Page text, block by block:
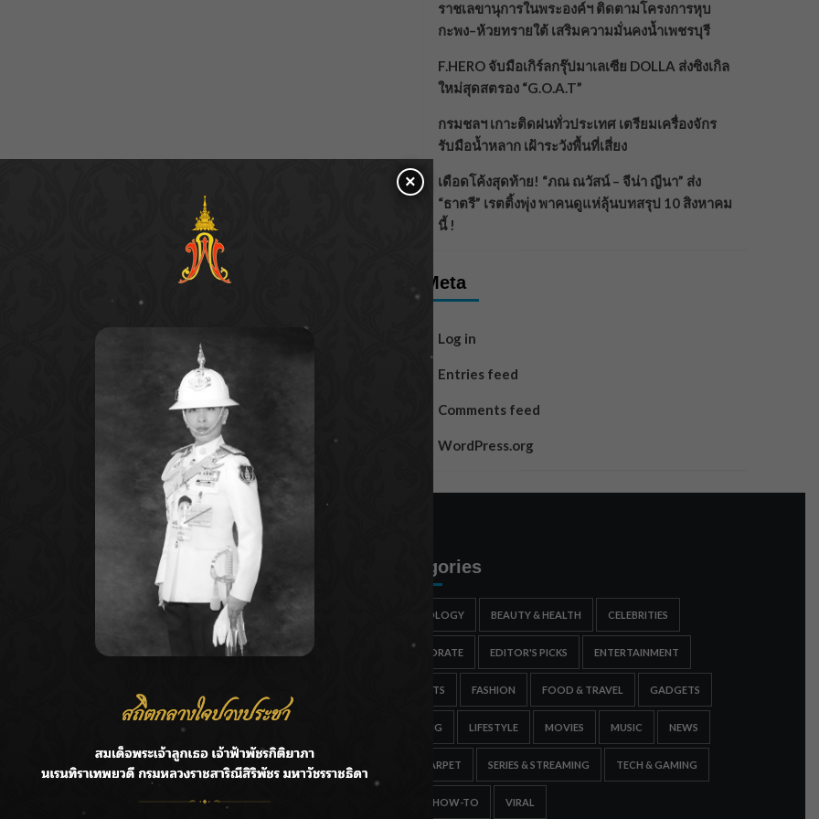
ราชเลขานุการในพระองค์ฯ ติดตามโครงการหุบ
กะพง–ห้วยทรายใต้ เสริมความมั่นคงน้ำเพชรบุรี
F.HERO จับมือเกิร์ลกรุ๊ปมาเลเซีย DOLLA ส่งซิงเกิล
ใหม่สุดสตรอง “G.O.A.T”
กรมชลฯ เกาะติดฝนทั่วประเทศ เตรียมเครื่องจักร
รับมือน้ำหลาก เฝ้าระวังพื้นที่เสี่ยง
เดือดโค้งสุดท้าย! “ภณ ณวัสน์ – จีน่า ญีนา” ส่ง
“ธาตรี” เรตติ้งพุ่ง พาคนดูแห่ลุ้นบทสรุป 10 สิงหาคม
นี้ !
Meta
Log in
Entries feed
Comments feed
WordPress.org
กรมชลฯ รับฟังประชาชน ติดตามแก้ปัญหาโครงการประตู
ลาโลกนี้ ให้ใส่บาตรสิ่งนั้นไว้ตอนยังมีชีวิต”
ราชเลขานุการในพระองค์ฯ ติดตามโครงการหุบกะพง–ห้วย
ทรายใต้ เสริมความมั่นคงน้ำเพชรบุรี
Categories
ASTROLOGY BEAUTY & HEALTH CELEBRITIES
CORPORATE EDITOR'S PICKS ENTERTAINMENT
ESPORTS FASHION FOOD & TRAVEL GADGETS
GAMING LIFESTYLE MOVIES MUSIC NEWS
RED CARPET SERIES & STREAMING TECH & GAMING
TIPS & HOW-TO VIRAL
×